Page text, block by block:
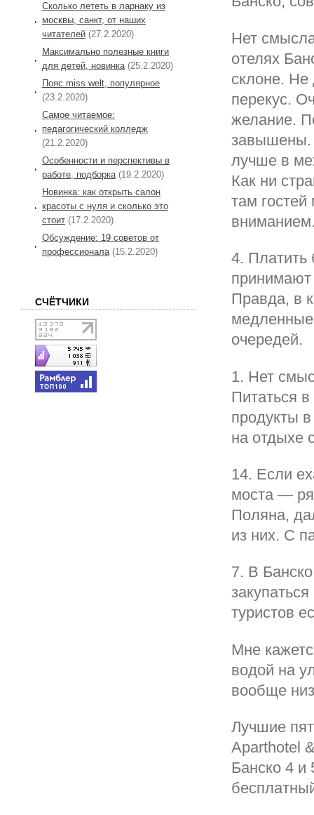
Нет
отелях
склоне. Не
перекус.
желание.
завышены.
лучше в
Как ни
там
4. Платить
принимают
Правда, в
очередей.
1. Нет
Питаться
продукты
на отдыхе
14. Если
моста —
Поляна,
из них. С
7. В
туристов
Мне
водой на
вообще
Лучшие
Aparthotel
Банско 4 и
Сколько лететь в ларнаку из
москвы, санкт, от наших
читателей (27.2.2020)
Максимально полезные книги
для детей, новинка (25.2.2020)
Пояс miss welt, популярное
(23.2.2020)
Самое читаемое:
педагогический колледж
(21.2.2020)
Особенности и перспективы в
работе, подборка (19.2.2020)
Новинка: как открыть салон
красоты с нуля и сколько это
стоит (17.2.2020)
Обсуждение: 19 советов от
профессионала (15.2.2020)
СЧЁТЧИКИ